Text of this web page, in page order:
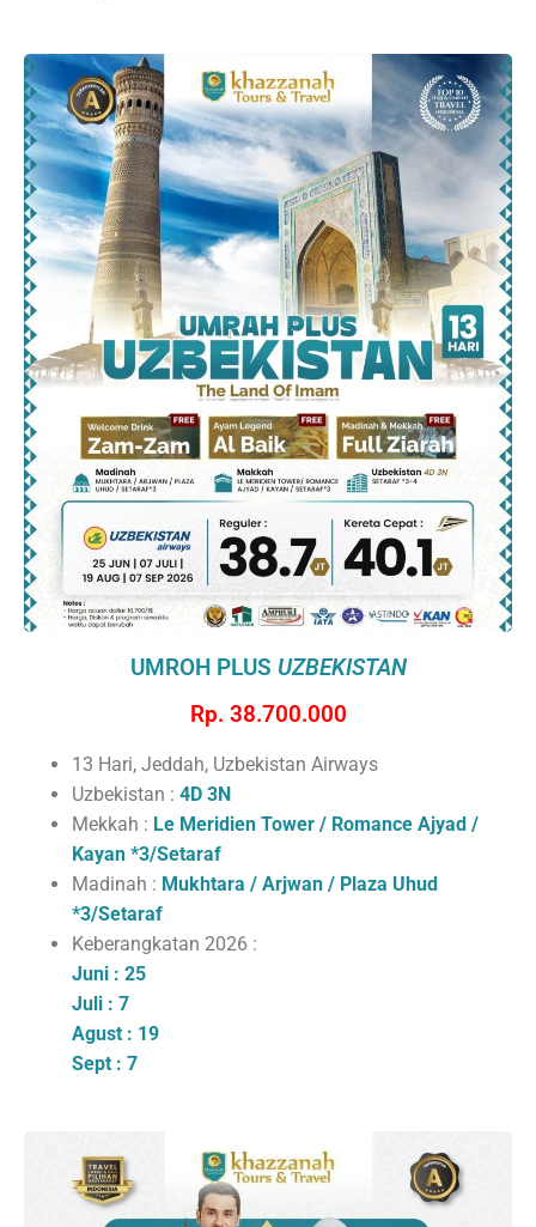
UMROH PLUS UZBEKISTAN
Rp. 38.700.000
13 Hari, Jeddah, Uzbekistan Airways
Uzbekistan : 4D 3N
Mekkah : Le Meridien Tower / Romance Ajyad /
Kayan *3/Setaraf
Madinah : Mukhtara / Arjwan / Plaza Uhud
*3/Setaraf
Keberangkatan 2026 :
Juni : 25
Juli : 7
Agust : 19
Sept : 7